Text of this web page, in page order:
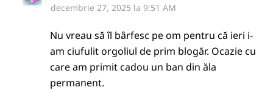
decembrie 27, 2025 la 9:51 AM
Nu vreau să îl bârfesc pe om pentru că ieri i-
am ciufulit orgoliul de prim blogăr. Ocazie cu
care am primit cadou un ban din ăla
permanent.